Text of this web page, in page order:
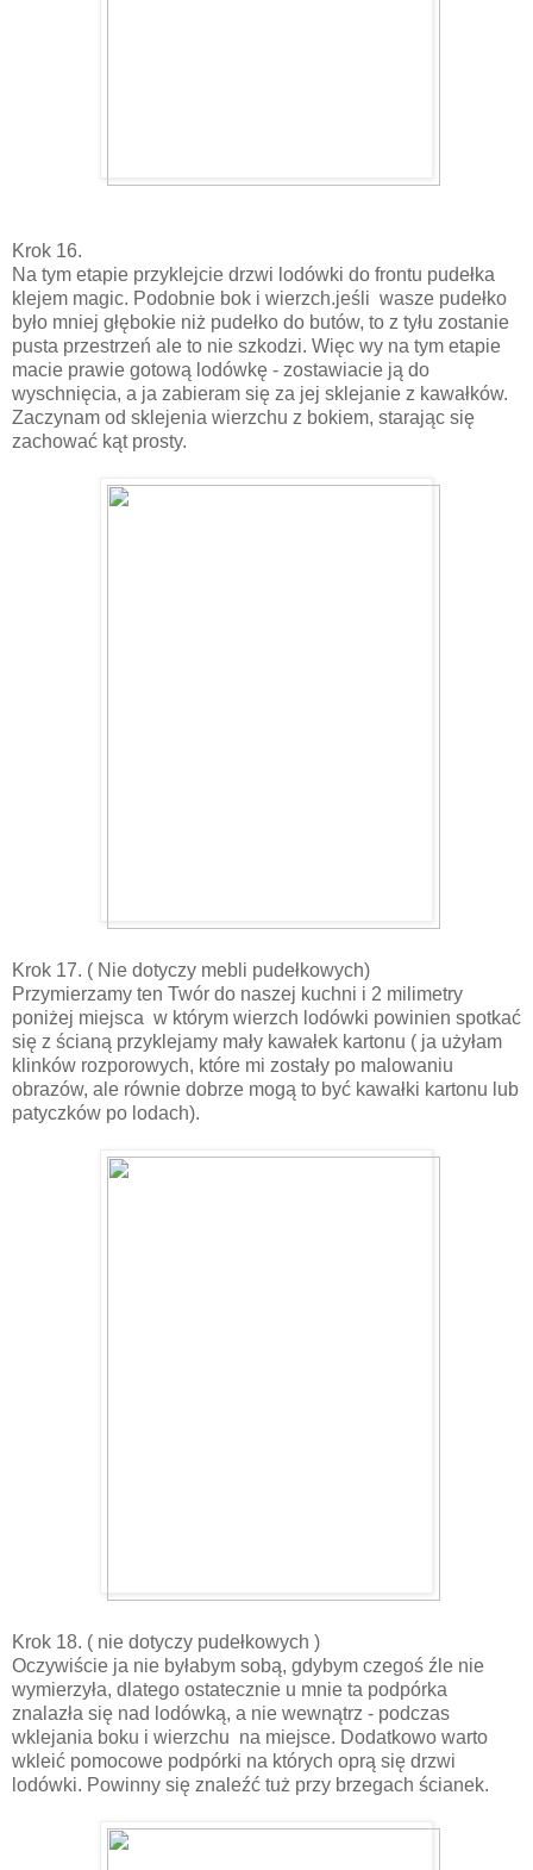
Krok 16.
Na tym etapie przyklejcie drzwi lodówki do frontu pudełka
klejem magic. Podobnie bok i wierzch.jeśli wasze pudełko
było mniej głębokie niż pudełko do butów, to z tyłu zostanie
pusta przestrzeń ale to nie szkodzi. Więc wy na tym etapie
macie prawie gotową lodówkę - zostawiacie ją do
wyschnięcia, a ja zabieram się za jej sklejanie z kawałków.
Zaczynam od sklejenia wierzchu z bokiem, starając się
zachować kąt prosty.
Krok 17. ( Nie dotyczy mebli pudełkowych)
Przymierzamy ten Twór do naszej kuchni i 2 milimetry
poniżej miejsca w którym wierzch lodówki powinien spotkać
się z ścianą przyklejamy mały kawałek kartonu ( ja użyłam
klinków rozporowych, które mi zostały po malowaniu
obrazów, ale równie dobrze mogą to być kawałki kartonu lub
patyczków po lodach).
Krok 18. ( nie dotyczy pudełkowych )
Oczywiście ja nie byłabym sobą, gdybym czegoś źle nie
wymierzyła, dlatego ostatecznie u mnie ta podpórka
znalazła się nad lodówką, a nie wewnątrz - podczas
wklejania boku i wierzchu na miejsce. Dodatkowo warto
wkleić pomocowe podpórki na których oprą się drzwi
lodówki. Powinny się znaleźć tuż przy brzegach ścianek.